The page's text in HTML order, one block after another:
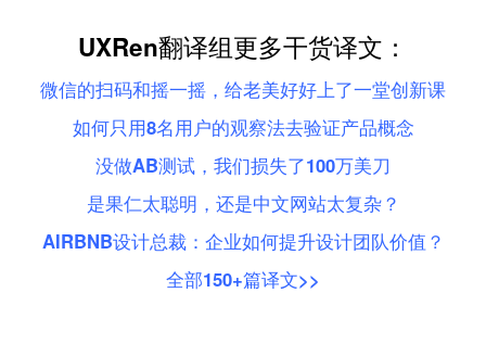
UXRen翻译组更多干货译文：
微信的扫码和摇一摇，给老美好好上了一堂创新课
如何只用8名用户的观察法去验证产品概念
没做AB测试，我们损失了100万美刀
是果仁太聪明，还是中文网站太复杂？
AIRBNB设计总裁：企业如何提升设计团队价值？
全部150+篇译文>>